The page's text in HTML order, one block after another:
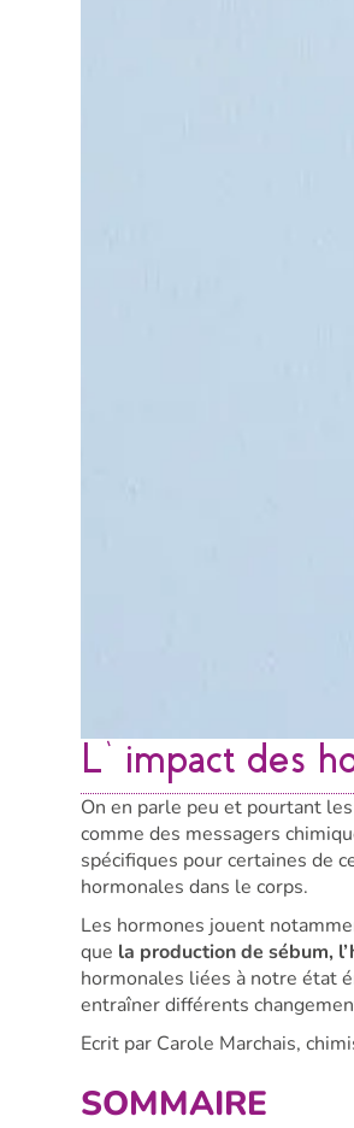
L’impact des
On en parle peu et pourtant
comme des messagers
spécifiques pour certaines de
hormonales dans le corps.
Les hormones jouent
que la production de sébum,
hormonales liées à notre état
entraîner différents
Ecrit par Carole Marchais,
SOMMAIRE